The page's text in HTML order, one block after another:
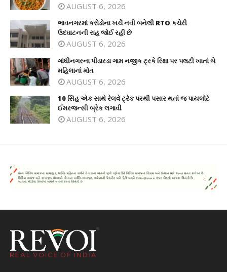
AUGUST 6, 2026
ભાવનગરમાં કરોડોના ખર્ચે નવી બનેલી RTO કચેરી
ઉદઘાટનની રાહ જોઈ રહી છે
AUGUST 6, 2026
ગાંધીનગરના પીંડારડા ગામ નજીક ટ્રકે રિક્ષા પર પલટી ખાતાં બે
મહિલાનાં મોત
AUGUST 6, 2026
10 સિંહ એક સાથે રેલવે ટ્રેક પરથી પસાર થતાં જ પાયલોટે
ઈમરજન્સી બ્રેક લગાવી
AUGUST 6, 2026